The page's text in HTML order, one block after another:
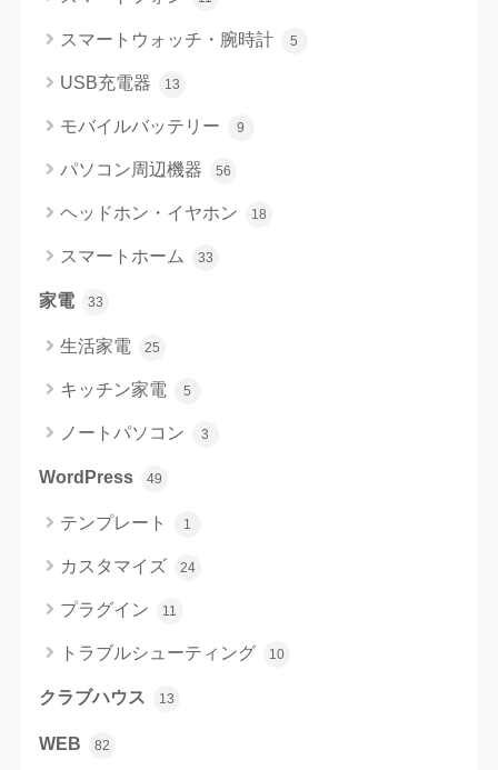
スマートウォッチ・腕時計 5
USB充電器 13
モバイルバッテリー 9
パソコン周辺機器 56
ヘッドホン・イヤホン 18
スマートホーム 33
家電 33
生活家電 25
キッチン家電 5
ノートパソコン 3
WordPress 49
テンプレート 1
カスタマイズ 24
プラグイン 11
トラブルシューティング 10
クラブハウス 13
WEB 82